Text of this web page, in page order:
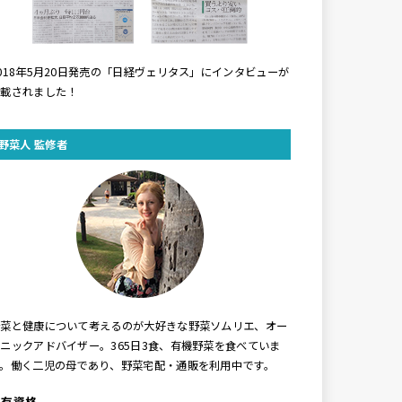
年5月20日発売の「日経ヴェリタス」にインタビューが
されました！
菜人 監修者
と健康について考えるのが大好きな野菜ソムリエ、オー
ックアドバイザー。365日3食、有機野菜を食べていま
働く二児の母であり、野菜宅配・通販を利用中です。